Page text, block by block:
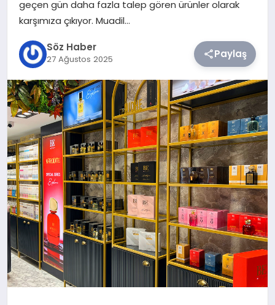
TEKNOLOJI
SIYASET
geçen gün daha fazla talep gören ürünler olarak
karşımıza çıkıyor. Muadil…
Söz Haber
27 Ağustos 2025 Paylaş